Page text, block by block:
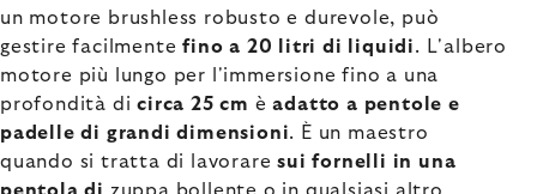
un motore brushless robusto e durevole, può
gestire facilmentefino a 20 litri di liquidi. L'albero
motore più lungo per l'immersione fino a una
profondità dicirca 25 cm èadatto a pentole e
padelle di grandi dimensioni. È un maestro
quando si tratta di lavoraresui fornelli in una